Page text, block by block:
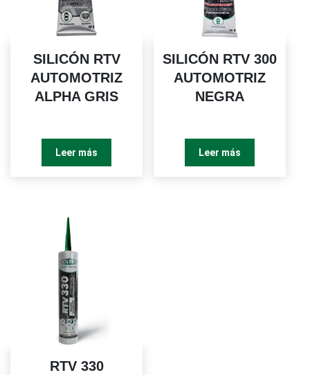
SILICÓN RTV
AUTOMOTRIZ
ALPHA GRIS
Leer más
SILICÓN RTV 300
AUTOMOTRIZ
NEGRA
Leer más
RTV 330